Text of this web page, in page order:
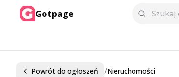
Gotpage
Powrót do ogłoszeń /Nieruchomości